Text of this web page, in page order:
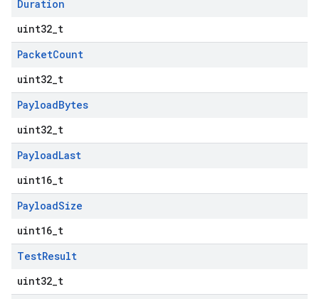
Duration
uint32_t
PacketCount
uint32_t
PayloadBytes
uint32_t
PayloadLast
uint16_t
PayloadSize
uint16_t
TestResult
uint32_t